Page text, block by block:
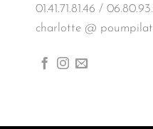
01.41.71.81.46 /
charlotte @